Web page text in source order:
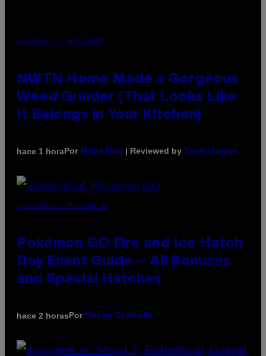
COURTESY OF NWTN HOME
NWTN Home Made a Gorgeous
Weed Grinder (That Looks Like
It Belongs in Your Kitchen)
hace 1 horaPor Maha Haq | Reviewed by Ysolt Usigan
SCREENSHOT: POKEMON GO
Pokémon GO Fire and Ice Hatch
Day Event Guide – All Bonuses
and Special Hatches
hace 2 horasPor Denny Connolly